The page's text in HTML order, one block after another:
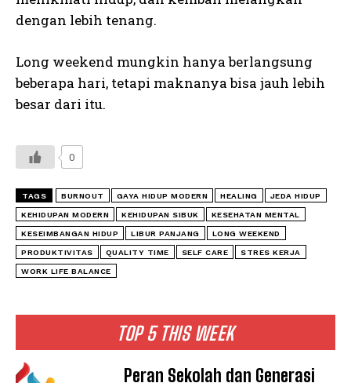
TOP 5 THIS WEEK
Peran Sekolah dan Generasi
dengan lebih tenang.
Long weekend mungkin hanya berlangsung
beberapa hari, tetapi maknanya bisa jauh lebih
besar dari itu.
0
TAGS BURNOUT GAYA HIDUP MODERN HEALING JEDA HIDUP
KEHIDUPAN MODERN KEHIDUPAN SIBUK KESEHATAN MENTAL
KESEIMBANGAN HIDUP LIBUR PANJANG LONG WEEKEND
PRODUKTIVITAS QUALITY TIME SELF CARE STRES KERJA
WORK LIFE BALANCE